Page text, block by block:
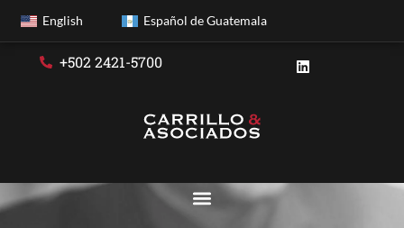
English Español de Guatemala
+502 2421-5700